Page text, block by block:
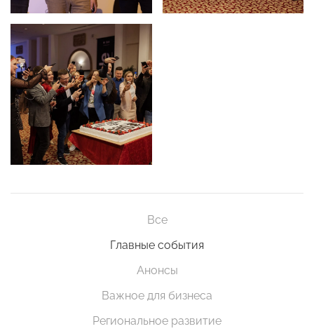
Все
Главные события
Анонсы
Важное для бизнеса
Региональное развитие